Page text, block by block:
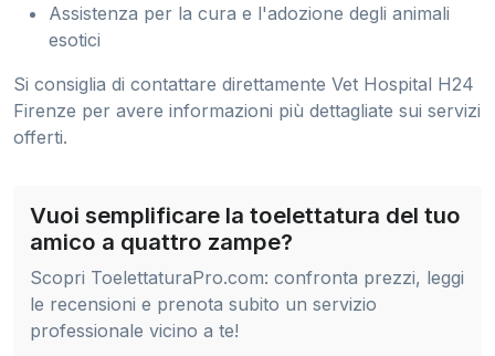
Assistenza per la cura e l'adozione degli animali
esotici
Si consiglia di contattare direttamente Vet Hospital H24
Firenze per avere informazioni più dettagliate sui servizi
offerti.
Vuoi semplificare la toelettatura del tuo
amico a quattro zampe?
Scopri ToelettaturaPro.com: confronta prezzi, leggi
le recensioni e prenota subito un servizio
professionale vicino a te!